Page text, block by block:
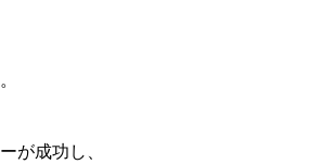
が成功し、